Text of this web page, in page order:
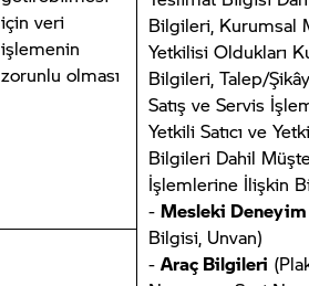
için veri
işlemenin
zorunlu olması
Bilgileri, Kurumsal
Yetkilisi Oldukları
Bilgileri, Talep/
Satış ve Servis
Yetkili Satıcı ve
Bilgileri Dahil
İşlemlerine İlişkin
-Mesleki Deneyim
Bilgisi, Unvan)
-Araç Bilgileri